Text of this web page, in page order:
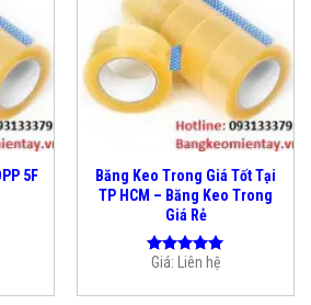
5F
Băng Keo Trong Giá Tốt Tại
TP HCM – Băng Keo Trong
Giá Rẻ
Được xếp
5 sao
Giá: Liên hệ